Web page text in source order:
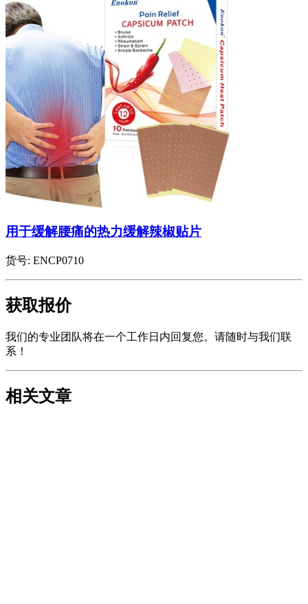
用于缓解腰痛的热力缓解辣椒贴片
货号: ENCP0710
获取报价
我们的专业团队将在一个工作日内回复您。请随时与我们联
系！
相关文章